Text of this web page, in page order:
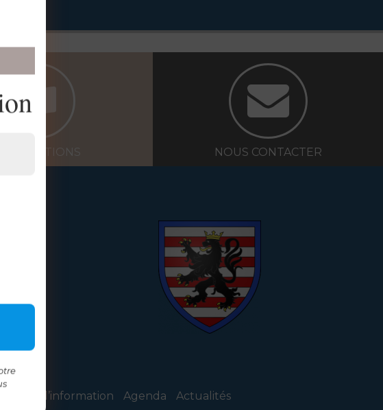
PUBLICATIONS NOUS CONTACTER
lettre d’information Agenda Actualités